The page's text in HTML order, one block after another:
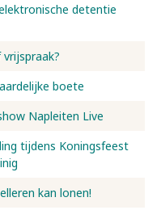
detentie
boete
Napleiten Live
tijdens Koningsfeest
kan lonen!